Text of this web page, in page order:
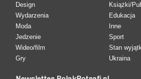
Design
Wydarzenia
Moda
Jedzenie
Wideo/film
Gry
Książki/
Edukacja
Inne
Sport
Stan
Ukraina